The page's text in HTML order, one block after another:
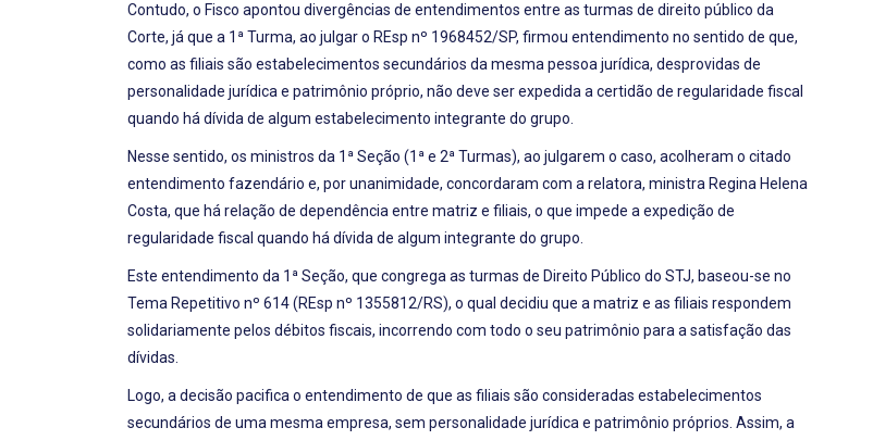
Contudo, o Fisco apontou divergências de entendimentos entre as turmas de direito público da
Corte, já que a 1ª Turma, ao julgar o REsp nº 1968452/SP, firmou entendimento no sentido de que,
como as filiais são estabelecimentos secundários da mesma pessoa jurídica, desprovidas de
personalidade jurídica e patrimônio próprio, não deve ser expedida a certidão de regularidade fiscal
quando há dívida de algum estabelecimento integrante do grupo.
Nesse sentido, os ministros da 1ª Seção (1ª e 2ª Turmas), ao julgarem o caso, acolheram o citado
entendimento fazendário e, por unanimidade, concordaram com a relatora, ministra Regina Helena
Costa, que há relação de dependência entre matriz e filiais, o que impede a expedição de
regularidade fiscal quando há dívida de algum integrante do grupo.
Este entendimento da 1ª Seção, que congrega as turmas de Direito Público do STJ, baseou-se no
Tema Repetitivo nº 614 (REsp nº 1355812/RS), o qual decidiu que a matriz e as filiais respondem
solidariamente pelos débitos fiscais, incorrendo com todo o seu patrimônio para a satisfação das
dívidas.
Logo, a decisão pacifica o entendimento de que as filiais são consideradas estabelecimentos
secundários de uma mesma empresa, sem personalidade jurídica e patrimônio próprios. Assim, a